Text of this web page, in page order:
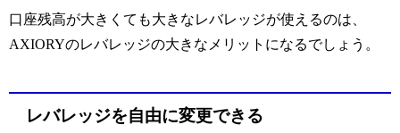
口座残高が大きくても大きなレバレッジが使えるのは、
AXIORYのレバレッジの大きなメリットになるでしょう。
レバレッジを自由に変更できる